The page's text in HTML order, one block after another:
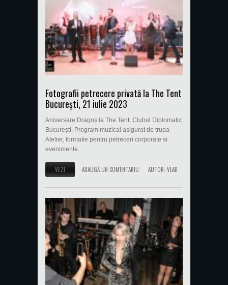
Fotografii petrecere privată la The Tent
București, 21 iulie 2023
Aniversare Dragoș la The Tent, Clubul Diplomatic
București. Program muzical asigurat de trupa
Atelier, formatie pentru petreceri corporate si
evenimente...
VEZI ADAUGĂ UN COMENTARIU AUTOR: VLAD